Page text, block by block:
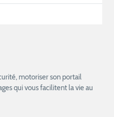
motoriser son portail
qui vous facilitent la vie au